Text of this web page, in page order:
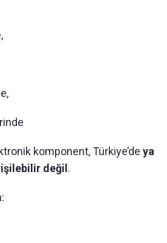
komponent, Türkiye’de ya
değil .